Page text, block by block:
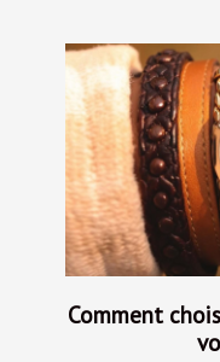
Comment